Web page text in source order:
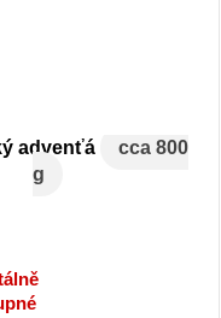
advenťá
cca 800
g